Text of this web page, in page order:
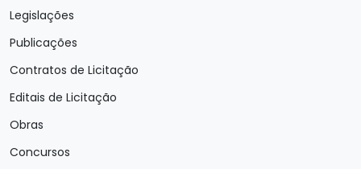
Legislações
Publicações
Contratos de Licitação
Editais de Licitação
Obras
Concursos